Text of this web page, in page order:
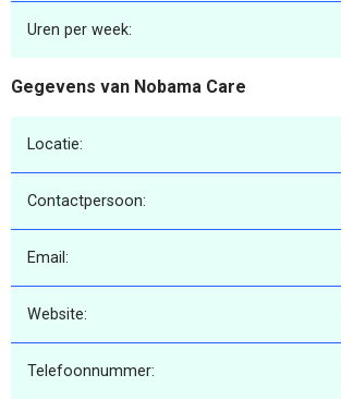
Uren per week:
Gegevens van Nobama Care
Locatie:
Contactpersoon:
Email:
Website:
Telefoonnummer: